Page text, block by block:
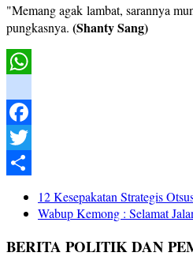
"Memang agak lambat, sarannya
pungkasnya. (Shanty Sang)
instagram
Facebook
Twitter
12 Kesepakatan Strategis
Wabup Kemong : Selamat
BERITA POLITIK DAN